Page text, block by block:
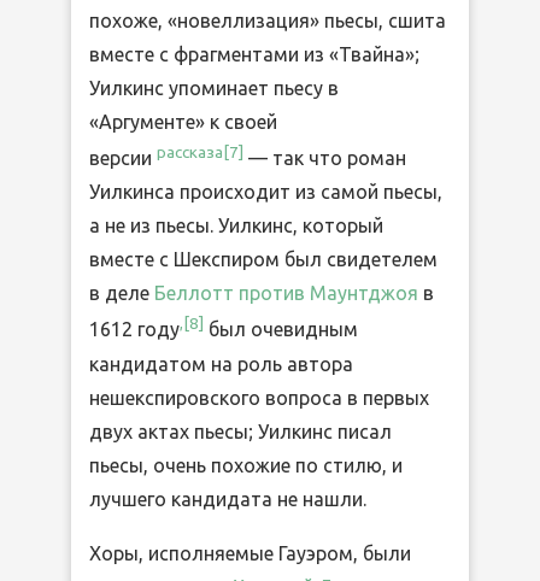
похоже, «новеллизация» пьесы, сшита
вместе с фрагментами из «Твайна»;
Уилкинс упоминает пьесу в
«Аргументе» к своей
версии рассказа[ 7 — так что роман
Уилкинса происходит из самой пьесы,
а не из пьесы. Уилкинс, который
вместе с Шекспиром был свидетелем
в деле Беллотт против Маунтджоя в
1612 году,[ 8
был очевидным
кандидатом на роль автора
нешекспировского вопроса в первых
двух актах пьесы; Уилкинс писал
пьесы, очень похожие по стилю, и
лучшего кандидата не нашли.
Хоры, исполняемые Гауэром, были